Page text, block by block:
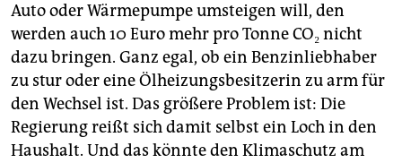
Auto oder Wärmepumpe umsteigen will, den
werden auch 10 Euro mehr pro Tonne CO₂ nicht
dazu bringen. Ganz egal, ob ein Benzinliebhaber
zu stur oder eine Ölheizungsbesitzerin zu arm für
den Wechsel ist. Das größere Problem ist: Die
Regierung reißt sich damit selbst ein Loch in den
Haushalt. Und das könnte den Klimaschutz am